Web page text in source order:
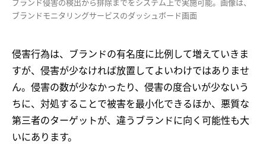
ブランド侵害の検出から排除までをシステム上で実施可能。画像は、
ブランドモニタリングサービスのダッシュボード画面
侵害行為は、ブランドの有名度に比例して増えていきま
すが、侵害が少なければ放置してよいわけではありませ
ん。侵害の数が少なかったり、侵害の度合いが少ないう
ちに、対処することで被害を最小化できるほか、悪質な
第三者のターゲットが、違うブランドに向く可能性も大
いにあります。